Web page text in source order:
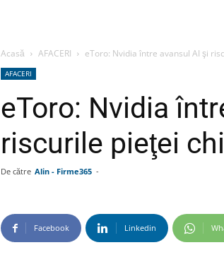
Acasă AFACERI eToro: Nvidia între avansul AI şi
AFACERI
eToro: Nvidia
riscurile pieţei
De către Alin - Firme365 -
Facebook Linkedin